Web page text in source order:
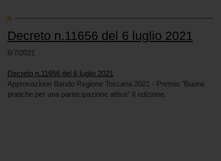
Decreto n.11656 del 6 luglio 2021
6/7/2021
Decreto n.11656 del 6 luglio 2021
Approvazione Bando Regione Toscana 2021 - Premio "Buone
pratiche per una partecipazione attiva" II edizione.